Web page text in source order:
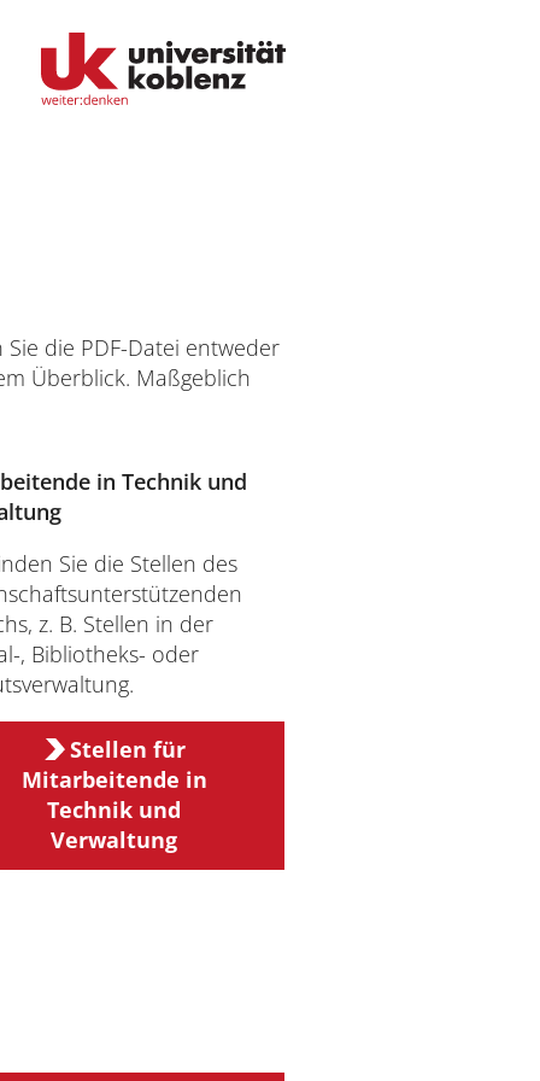
Bildungswissenschaften
Mathematik / Naturwissenschaften
die PDF-Datei entweder
Überblick. Maßgeblich
in Technik und
Sie die Stellen des
z. B. Stellen in der
, Bibliotheks- oder
Stellen für
Mitarbeitende in
Technik und
Verwaltung